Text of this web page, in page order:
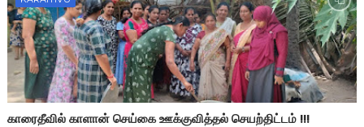
காரைதீவில் காளான் செய்கை ஊக்குவித்தல் செயற்திட்டம் !!!